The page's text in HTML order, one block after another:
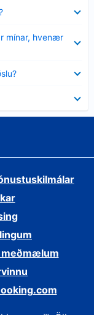
mínar, hvenær
meðmælum